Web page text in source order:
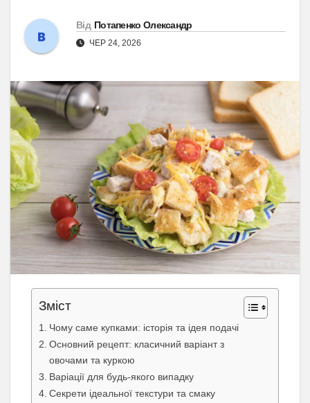
Від Потапенко Олександр
ЧЕР 24, 2026
Зміст
Чому саме купками: історія та ідея подачі
Основний рецепт: класичний варіант з
овочами та куркою
Варіації для будь-якого випадку
Секрети ідеальної текстури та смаку